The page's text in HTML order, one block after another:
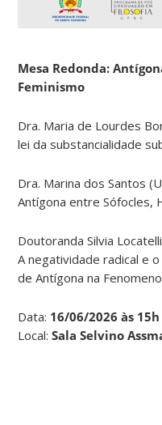
Mesa Redonda:
Feminismo
Dra. Maria de Lourdes
lei da substancialidade
Dra. Marina dos Santos
Antígona entre Sófocles,
Doutoranda Silvia
A negatividade radical e
de Antígona na
Data: 16/06/2026 às 15h
Local:Sala Selvino